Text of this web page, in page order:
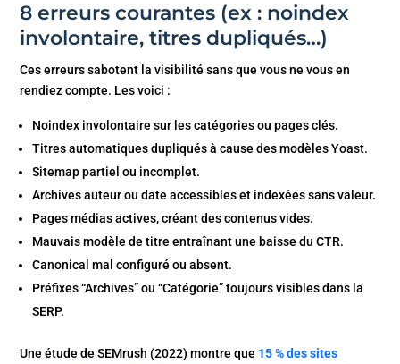
8 erreurs courantes (ex : noindex
involontaire, titres dupliqués…)
Ces erreurs sabotent la visibilité sans que vous ne vous en
rendiez compte. Les voici :
Noindex involontaire sur les catégories ou pages clés.
Titres automatiques dupliqués à cause des modèles Yoast.
Sitemap partiel ou incomplet.
Archives auteur ou date accessibles et indexées sans valeur.
Pages médias actives, créant des contenus vides.
Mauvais modèle de titre entraînant une baisse du CTR.
Canonical mal configuré ou absent.
Préfixes “Archives” ou “Catégorie” toujours visibles dans la
SERP.
Une étude de SEMrush (2022) montre que 15 % des sites